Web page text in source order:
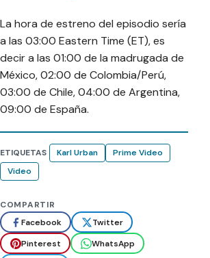
La hora de estreno del episodio sería
a las 03:00 Eastern Time (ET), es
decir a las 01:00 de la madrugada de
México, 02:00 de Colombia/Perú,
03:00 de Chile, 04:00 de Argentina,
09:00 de España.
ETIQUETAS Karl Urban
Prime Video
Video
COMPARTIR
Facebook
Twitter
Pinterest
WhatsApp